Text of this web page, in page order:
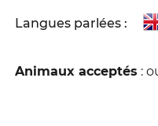
Langues parlées :
Animaux acceptés :